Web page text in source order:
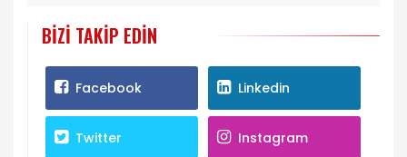
BIZI TAKIP EDIN
Facebook Linkedin
Twitter Instagram